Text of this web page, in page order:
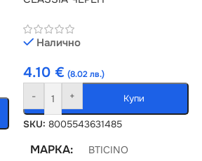
Налично
4.10 € (8.02 лв.)
- + Купи
SKU: 8005543631485
МАРКА BTICINO